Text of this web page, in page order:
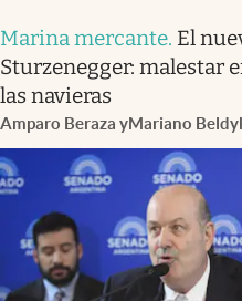
Marina mercante. El
Sturzenegger: malestar
las navieras
Amparo Beraza yMariano